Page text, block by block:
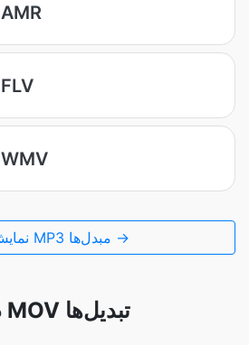
MP3 به AMR
MP3 به FLV
MP3 به WMV
نمایش همۀ MP3 مبدل‌ها →
دیگر MOV تبدیل‌ها